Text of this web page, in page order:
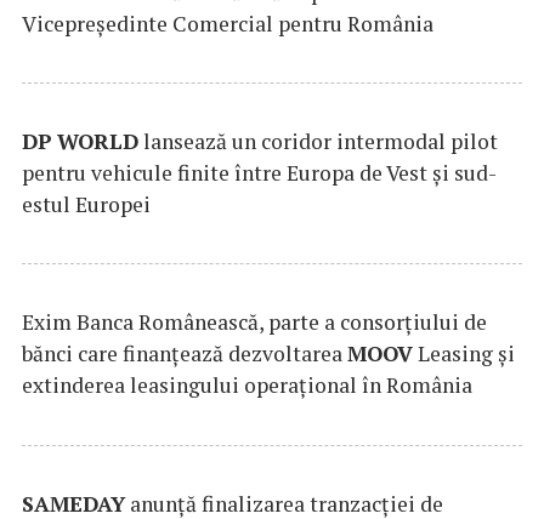
Vicepreședinte Comercial pentru România
DP WORLDlansează un coridor intermodal pilot
pentru vehicule finite între Europa de Vest și sud-
estul Europei
Exim Banca Românească, parte a consorțiului de
bănci care finanțează dezvoltareaMOOVLeasing și
extinderea leasingului operațional în România
SAMEDAYanunță finalizarea tranzacției de